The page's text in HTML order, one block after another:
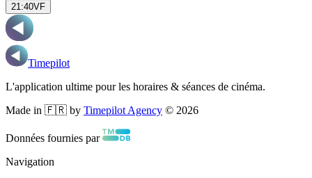
21:40VF
Timepilot
L'application ultime pour les horaires & séances de cinéma.
Made in 🇫🇷 by Timepilot Agency © 2026
Données fournies par
Navigation